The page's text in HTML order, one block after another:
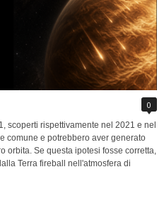
0
scoperti rispettivamente nel 2021 e nel
comune e potrebbero aver generato
orbita. Se questa ipotesi fosse corretta,
Terra fireball nell'atmosfera di